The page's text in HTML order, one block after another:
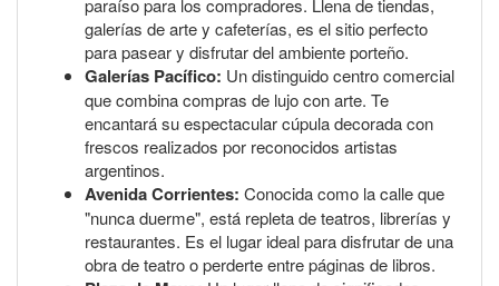
paraíso para los compradores. Llena de tiendas,
galerías de arte y cafeterías, es el sitio perfecto
para pasear y disfrutar del ambiente porteño.
Galerías Pacífico: Un distinguido centro comercial
que combina compras de lujo con arte. Te
encantará su espectacular cúpula decorada con
frescos realizados por reconocidos artistas
argentinos.
Avenida Corrientes: Conocida como la calle que
"nunca duerme", está repleta de teatros, librerías y
restaurantes. Es el lugar ideal para disfrutar de una
obra de teatro o perderte entre páginas de libros.